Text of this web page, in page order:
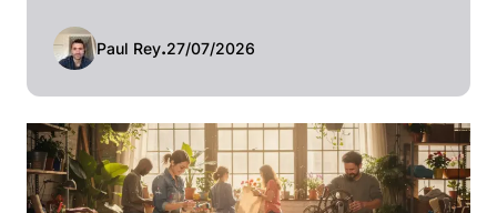
Paul Rey.27/07/2026